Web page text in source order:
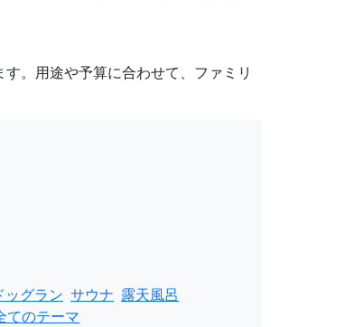
。用途や予算に合わせて、ファミリ
ッグラン サウナ 露天風呂
てのテーマ